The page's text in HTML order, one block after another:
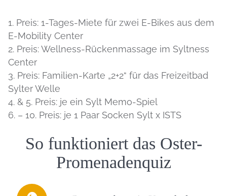
1. Preis: 1-Tages-Miete für zwei E-Bikes aus dem
E-Mobility Center
2. Preis: Wellness-Rückenmassage im Syltness
Center
3. Preis: Familien-Karte „2+2“ für das Freizeitbad
Sylter Welle
4. & 5. Preis: je ein Sylt Memo-Spiel
6. – 10. Preis: je 1 Paar Socken Sylt x ISTS
Einleitung
So funktioniert das Oster-
Promenadenquiz